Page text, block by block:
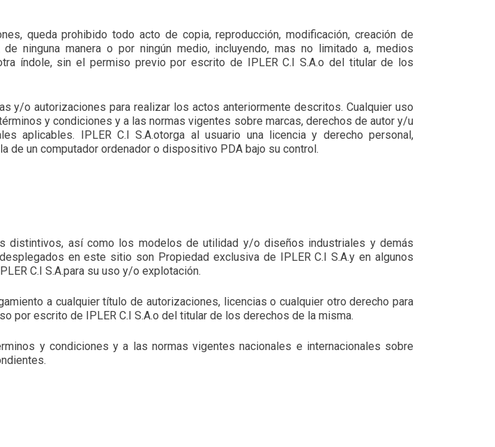
queda prohibido todo acto de copia, reproducción, modificación, creación de
ninguna manera o por ningún medio, incluyendo, mas no limitado a, medios
índole, sin el permiso previo por escrito de IPLER C.I S.A.o del titular de los
y/o autorizaciones para realizar los actos anteriormente descritos. Cualquier uso
y condiciones y a las normas vigentes sobre marcas, derechos de autor y/u
aplicables. IPLER C.I S.A.otorga al usuario una licencia y derecho personal,
de un computador ordenador o dispositivo PDA bajo su control.
distintivos, así como los modelos de utilidad y/o diseños industriales y demás
en este sitio son Propiedad exclusiva de IPLER C.I S.A.y en algunos
C.I S.A.para su uso y/o explotación.
a cualquier título de autorizaciones, licencias o cualquier otro derecho para
por escrito de IPLER C.I S.A.o del titular de los derechos de la misma.
y condiciones y a las normas vigentes nacionales e internacionales sobre